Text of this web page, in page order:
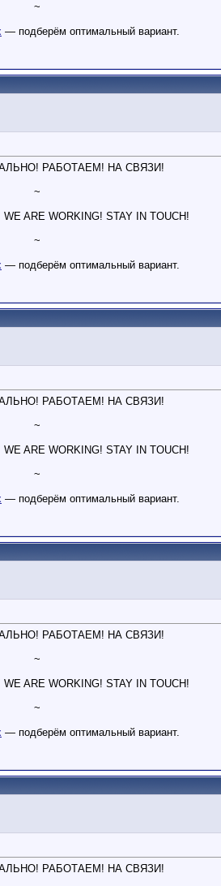
~
— подберём оптимальный вариант.
РАБОТАЕМ! НА СВЯЗИ!
~
WE ARE WORKING! STAY IN TOUCH!
~
— подберём оптимальный вариант.
РАБОТАЕМ! НА СВЯЗИ!
~
WE ARE WORKING! STAY IN TOUCH!
~
— подберём оптимальный вариант.
РАБОТАЕМ! НА СВЯЗИ!
~
WE ARE WORKING! STAY IN TOUCH!
~
— подберём оптимальный вариант.
РАБОТАЕМ! НА СВЯЗИ!